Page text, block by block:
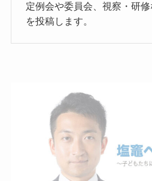
定例会や委員会、視察・研
を投稿します。